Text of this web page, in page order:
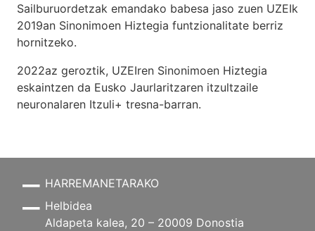
Sailburuordetzak emandako babesa jaso zuen UZEIk
2019an Sinonimoen Hiztegia funtzionalitate berriz
hornitzeko.
2022az geroztik, UZEIren Sinonimoen Hiztegia
eskaintzen da Eusko Jaurlaritzaren itzultzaile
neuronalaren Itzuli+ tresna-barran.
HARREMANETARAKO
Helbidea
Aldapeta kalea, 20 – 20009 Donostia